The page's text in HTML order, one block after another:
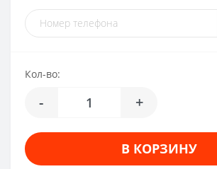
Кол-во:
- +
В КОРЗИНУ